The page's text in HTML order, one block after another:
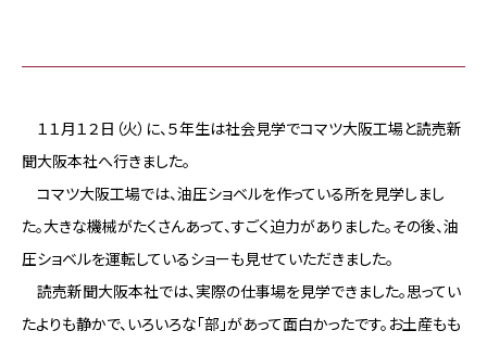
１１月１２日（火）に、５年生は社会見学でコマツ大阪工場と読売新
聞大阪本社へ行きました。
コマツ大阪工場では、油圧ショベルを作っている所を見学しまし
た。大きな機械がたくさんあって、すごく迫力がありました。その後、油
圧ショベルを運転しているショーも見せていただきました。
読売新聞大阪本社では、実際の仕事場を見学できました。思ってい
たよりも静かで、いろいろな「部」があって面白かったです。お土産もも